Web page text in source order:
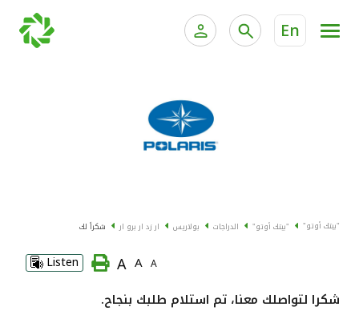
En
الخدمات المصرفية الإلكترونية للأفراد
الخدمات المصرفية الإلكترونية للشركات
"بيتك أوتو" "بيتك أوتو" الدراجات بولاريس ار زد ار برو ار شكراً لك
A
A
A
Listen
شكرا لتواصلك معنا، تم استلام طلبك بنجاح.